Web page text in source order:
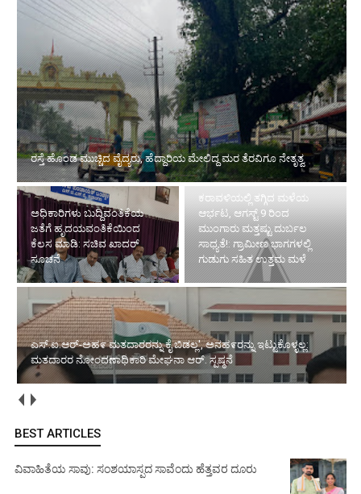
ರಸ್ತೆ ಹೊಂಡ ಮುಚ್ಚಿದ ವೈದ್ಯರು, ಹೆದ್ದಾರಿಯ ಮೇಲಿದ್ದ ಮರ ತೆರವಿಗೂ ನೇತೃತ್ವ
ಅಧಿಕಾರಿಗಳು ಬುದ್ದಿವಂತಿಕೆಯ
ಜತೆಗೆ ಹೃದಯವಂತಿಕೆಯಿಂದ
ಕೆಲಸ ಮಾಡಿ: ಸಚಿವ ಖಾದರ್
ಸೂಚನೆ
ಕರಾವಳಿಯಲ್ಲಿ ತಗ್ಗಿದ ಮಳೆಯ
ಆರ್ಭಟ, ಆಗಸ್ಟ್ 9 ರಿಂದ
ಮುಂಗಾರು ಮತ್ತಷ್ಟು ದುರ್ಬಲ
ಸಾಧ್ಯತೆ!: ಗ್ರಾಮೀಣ ಭಾಗಗಳಲ್ಲಿ
ಗುಡುಗು ಸಹಿತ ಉತ್ತಮ ಮಳೆ
ಎಸ್.ಐ.ಆರ್-ಅಹ೯ ಮತದಾರರನ್ನು ಕೈ ಬಿಡಲ್ಲ', ಅನಹ೯ರನ್ನು ಇಟ್ಟುಕೊಳ್ಳಲ್ಲ:
ಮತದಾರರ ನೋಂದಣಾಧಿಕಾರಿ ಮೇಘನಾ ಆರ್. ಸ್ಪಷ್ಠನೆ
BEST ARTICLES
ವಿವಾಹಿತೆಯ ಸಾವು: ಸಂಶಯಾಸ್ಪದ ಸಾವೆಂದು ಹೆತ್ತವರ ದೂರು